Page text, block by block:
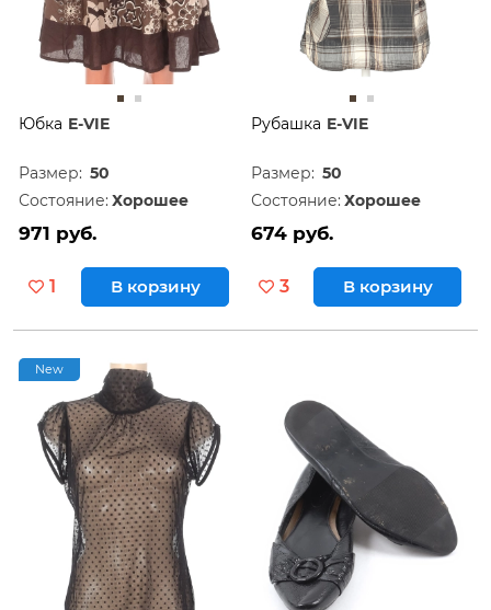
Юбка E-VIE
Размер: 50
Состояние: Хорошее
971 руб.
1 В корзину
Рубашка E-VIE
Размер: 50
Состояние: Хорошее
674 руб.
3 В корзину
New